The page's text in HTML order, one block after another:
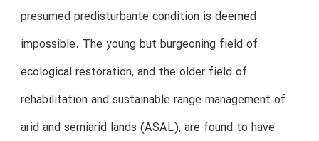
presumed predisturbante condition is deemed
impossible. The young but burgeoning field of
ecological restoration, and the older field of
rehabilitation and sustainable range management of
arid and semiarid lands (ASAL), are found to have